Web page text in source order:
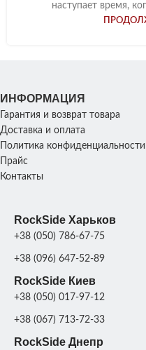
наступает время,
ИНФОРМАЦИЯ
Гарантия и возврат товара
Доставка и оплата
Политика конфиденциальности
Прайс
Контакты
RockSide Харьков
+38 (050) 786-67-75
+38 (096) 647-52-89
RockSide Киев
+38 (050) 017-97-12
+38 (067) 713-72-33
RockSide Днепр